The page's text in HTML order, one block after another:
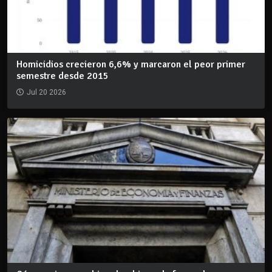
Homicidios crecieron 6,6% y marcaron el peor primer
semestre desde 2015
Jul 20 2026